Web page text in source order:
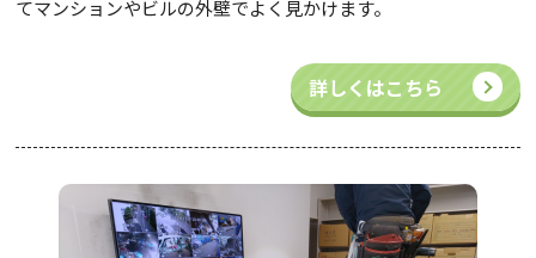
てマンションやビルの外壁でよく見かけます。
詳しくはこちら